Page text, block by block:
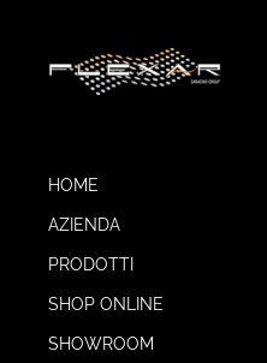
HOME
AZIENDA
PRODOTTI
SHOP ONLINE
SHOWROOM